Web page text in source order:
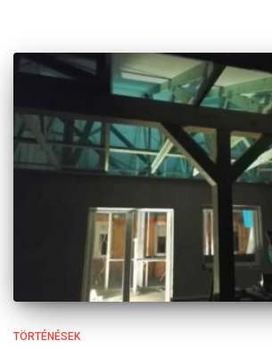
TÖRTÉNÉSEK